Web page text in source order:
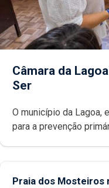
Câmara da
Ser
O município da Lagoa,
para a prevenção
Praia dos Mosteiros